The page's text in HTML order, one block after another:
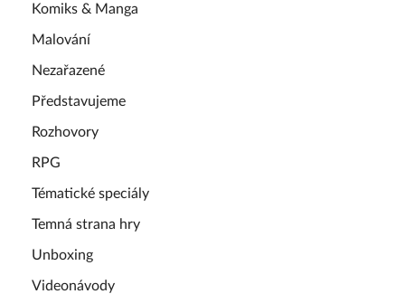
Komiks & Manga
Malování
Nezařazené
Představujeme
Rozhovory
RPG
Tématické speciály
Temná strana hry
Unboxing
Videonávody